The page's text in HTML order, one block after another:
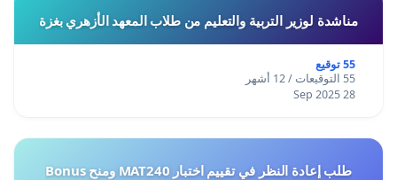
مناشدة لوزير التربية والتعليم من طلاب المعهد الأزهري بغزة
55 توقيع
55 التوقيعات / 12 أشهر
28 Sep 2025
طلب إعادة النظر في تقييم اختبار MAT240 ومنح Bonus